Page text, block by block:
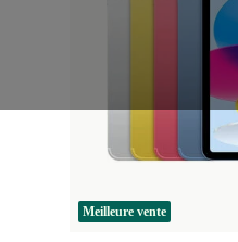
Meilleure vente